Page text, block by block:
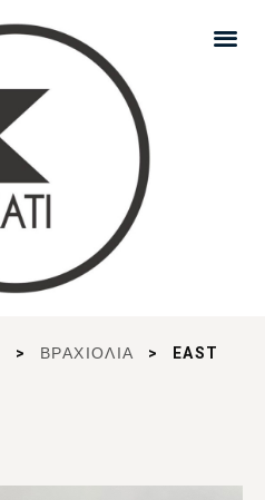
> ΒΡΑΧΙΟΛΙΑ >
EAST